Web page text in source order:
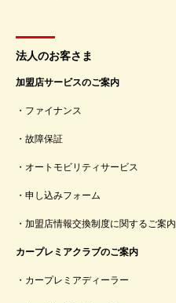
法人のお客さま
加盟店サービスのご案内
ファイナンス
故障保証
オートモビリティサービス
申し込みフォーム
加盟店情報交換制度に関するご案内
カープレミアクラブのご案内
カープレミアディーラー